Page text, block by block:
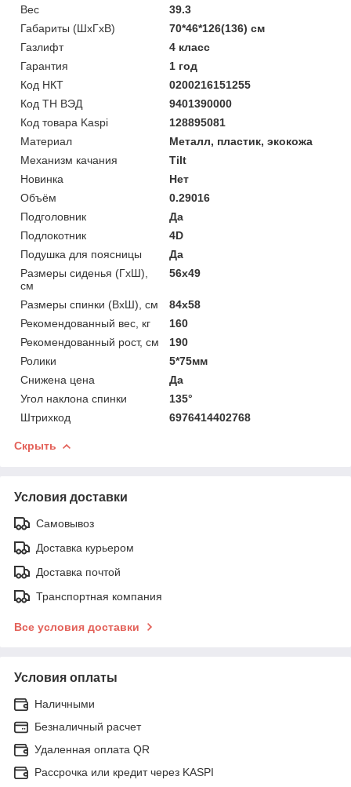
Вес
39.3
Габариты (ШхГхВ)
70*46*126(136) см
Газлифт
4 класс
Гарантия
1 год
Код НКТ
0200216151255
Код ТН ВЭД
9401390000
Код товара Kaspi
128895081
Материал
Металл, пластик, экокожа
Механизм качания
Tilt
Новинка
Нет
Объём
0.29016
Подголовник
Да
Подлокотник
4D
Подушка для поясницы
Да
Размеры сиденья (ГхШ),
см
56х49
Размеры спинки (ВхШ), см
84х58
Рекомендованный вес, кг
160
Рекомендованный рост, см
190
Ролики
5*75мм
Снижена цена
Да
Угол наклона спинки
135°
Штрихкод
6976414402768
Скрыть
Условия доставки
Самовывоз
Доставка курьером
Доставка почтой
Транспортная компания
Все условия доставки
Условия оплаты
Наличными
Безналичный расчет
Удаленная оплата QR
Рассрочка или кредит через KASPI